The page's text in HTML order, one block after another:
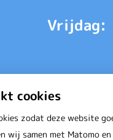
Vrijdag:
cookies
zodat deze website
wij samen met Matomo